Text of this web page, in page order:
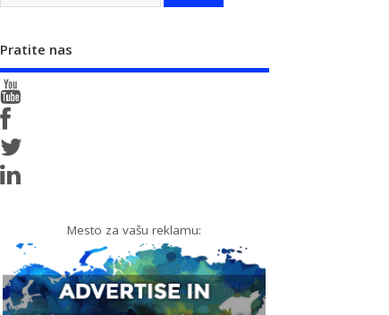
Pratite nas
Mesto za vašu reklamu: